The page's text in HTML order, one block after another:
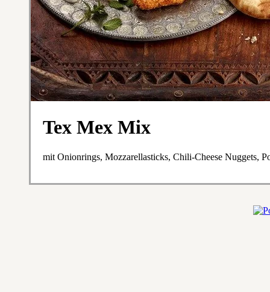
Tex Mex Mix
mit Onionrings, Mozzarellasticks, Chili-Cheese Nuggets,